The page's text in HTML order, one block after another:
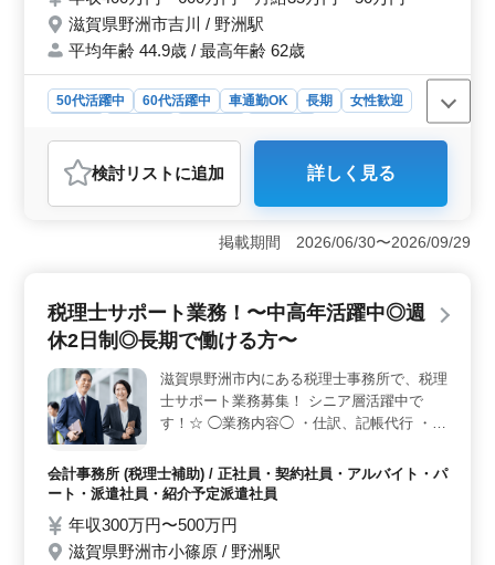
することができます。書類作成、施工図修正程度 ・発注者との打
ち合わせ、近隣住民対応、社内会議 等 ＊備
費：全額支給 ・作業着等支給 ・資格手当支
給あり 50代以上活躍中企業です！ 年齢より
滋賀県野洲市吉川 / 野洲駅
平均年齢 44.9歳 / 最高年齢 62歳
50代活躍中 60代活躍中 車通勤OK 長期
女性歓迎
おすすめポイント
＜土木施工管理管理技師募集＞ 滋賀県野洲市に位置す
る建設業では、土木施工管理技士の方を募集していま
します。具体的には、土木施工管理、積算、書類作成、
なっており、交通費は全額支給されます。また、車通勤
が可能であり、無料駐車場も完備されています。さら
に、作業着の支給や資格手当の支給など、福利厚生が充
実しています。 ＜募集条件＞ 応募には2級土木施工
管理技士以上の資格と普通自動車免許が必要です。ま
た、土木施工管理の経験が5年以上必要とされています。
週5〜6日の勤務であり、月20時間程度の残業もあります
検討リスト に追加 詳しく見る
掲載期間 2026/06/30〜2026/09/29
税理士サポート業務！〜中高年活躍中◎週
休2日制◎長期で働ける方〜
滋賀県野洲市内にある税理士事務所で、税理
士サポート業務募集！ シニア層活躍中で
す！☆ ◯業務内容◯ ・仕訳、記帳代行 ・年
・月次巡回監査 ・税務相談 能力に合わせ、
お仕事をお願いしていきますのでブランクあ
有者も大歓迎♪ 皆様のご応募お待ちしており
ます！！
会計事務所 (税理士補助) / 正社員・契約社員・アルバイト・パ
ート・派遣社員・紹介予定派遣社員
年収300万円〜500万円
滋賀県野洲市小篠原 / 野洲駅